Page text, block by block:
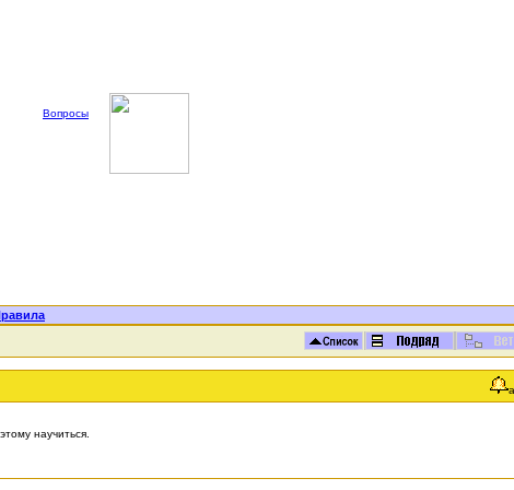
Вопросы
научиться.